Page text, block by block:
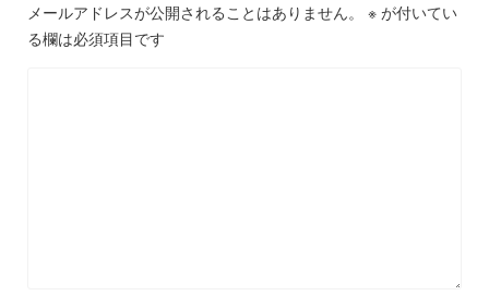
メールアドレスが公開されることはありません。 ※ が付いてい
る欄は必須項目です